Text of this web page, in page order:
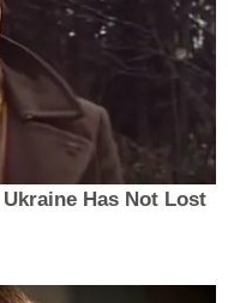
Has Not Lost